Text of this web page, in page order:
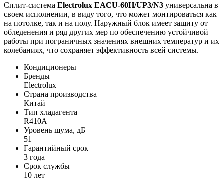
Сплит-система Electrolux EACU-60H/UP3/N3 универсальна в
своем исполнении, в виду того, что может монтироваться как
на потолке, так и на полу. Наружный блок имеет защиту от
обледенения и ряд других мер по обеспечению устойчивой
работы при пограничных значениях внешних температур и их
колебаниях, что сохраняет эффективность всей системы.
Кондиционеры
Бренды
Electrolux
Страна производства
Китай
Тип хладагента
R410A
Уровень шума, дБ
51
Гарантийный срок
3 года
Срок службы
10 лет